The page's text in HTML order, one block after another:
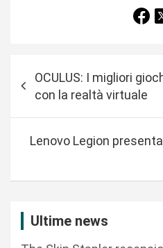
a
OCULUS: I migliori
con la realtà virtuale
Lenovo Legion
Ultime news